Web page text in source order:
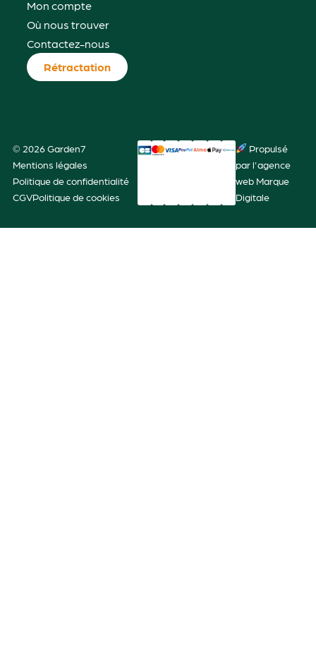
Mon compte
Où nous trouver
Contactez-nous
Rétractation
© 2026 Garden7
Mentions légales
Politique de confidentialité
CGVPolitique de cookies
Propulsé
par l'agence
web Marque
Digitale